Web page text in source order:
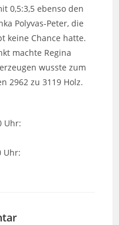
0,5:3,5 ebenso den
Polyvas-Peter, die
keine Chance hatte.
machte Regina
wusste zum
2962 zu 3119 Holz.
Uhr:
Uhr: